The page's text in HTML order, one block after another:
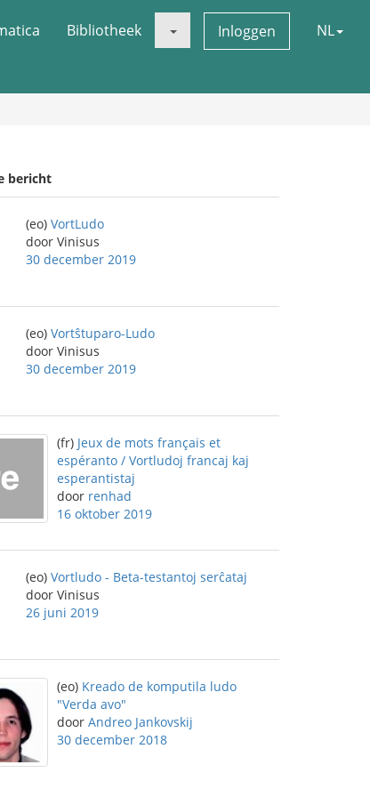
Bibliotheek Inloggen NL
bericht
(eo) VortLudo
door Vinisus
30 december 2019
(eo) Vortŝtuparo-Ludo
door Vinisus
30 december 2019
(fr) Jeux de mots français et
espéranto / Vortludoj francaj kaj
esperantistaj
door renhad
16 oktober 2019
(eo) Vortludo - Beta-testantoj serĉataj
door Vinisus
26 juni 2019
(eo) Kreado de komputila ludo
"Verda avo"
door Andreo Jankovskij
30 december 2018